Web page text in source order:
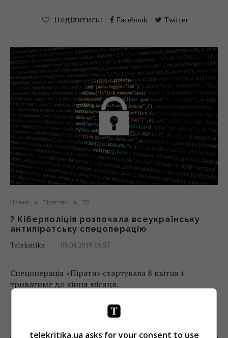
Поділитись: Facebook Twitter
Новини Піратство ТБ
? Кіберполіція розпочала всеукраїнську
антипіратську спецоперацію
Telekritika
08.04.2019 16:57
Спецоперація «Пірати» стартувала 8 квітня і
триватиме до кінця місяця.
Facebook
telekritika.ua asks for your consent to use